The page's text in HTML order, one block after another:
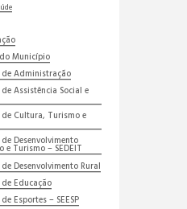
Município
de Administração
Assistência Social e
de Cultura, Turismo e
Desenvolvimento
e Turismo – SEDEIT
Desenvolvimento Rural
Educação
Esportes – SEESP